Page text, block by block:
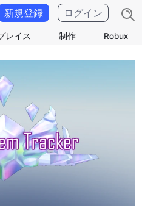
レイス 制作 Robux
新規登録 ログイン